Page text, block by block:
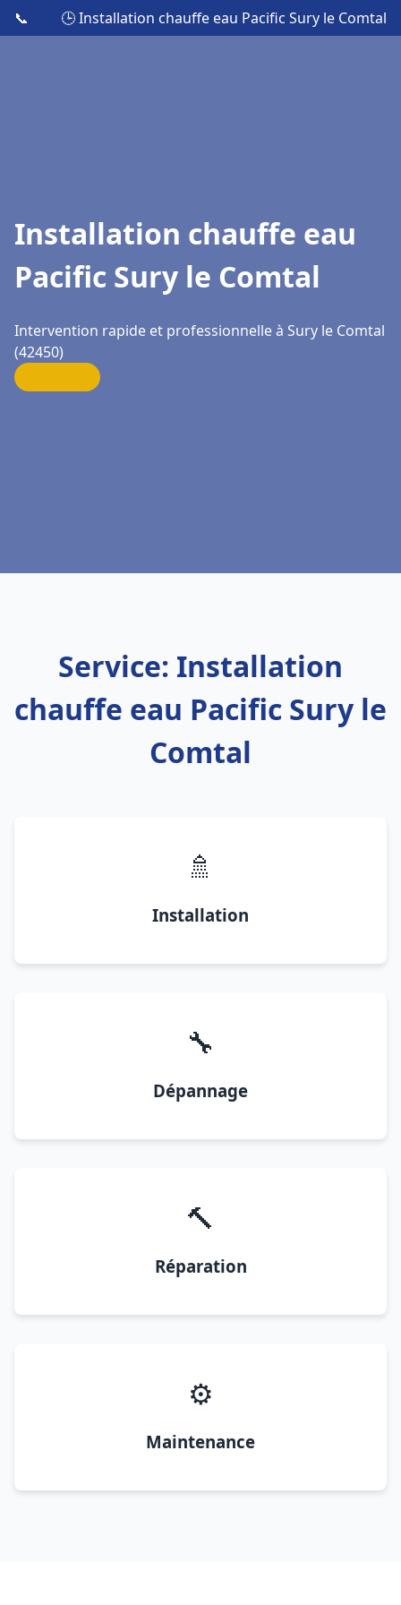
📞 🕒 Installation chauffe eau Pacific Sury le Comtal
Installation chauffe eau
Pacific Sury le Comtal
Intervention rapide et professionnelle à Sury le Comtal
(42450)
Service: Installation
chauffe eau Pacific Sury le
Comtal
🚿
Installation
🔧
Dépannage
🔨
Réparation
⚙️
Maintenance